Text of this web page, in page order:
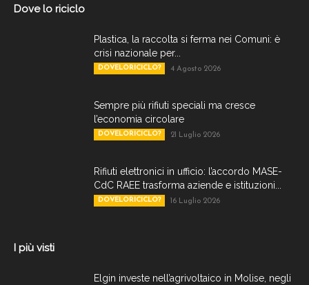
Dove lo riciclo
Plastica, la raccolta si ferma nei Comuni: è
crisi nazionale per...
DOVELORICICLO? 4 Agosto 2026
Sempre più rifiuti speciali ma cresce
l’economia circolare
DOVELORICICLO? 21 Luglio 2026
Rifiuti elettronici in ufficio: l’accordo MASE-
CdC RAEE trasforma aziende e istituzioni...
DOVELORICICLO? 16 Luglio 2026
I più visti
Elgin investe nell’agrivoltaico in Molise, negli